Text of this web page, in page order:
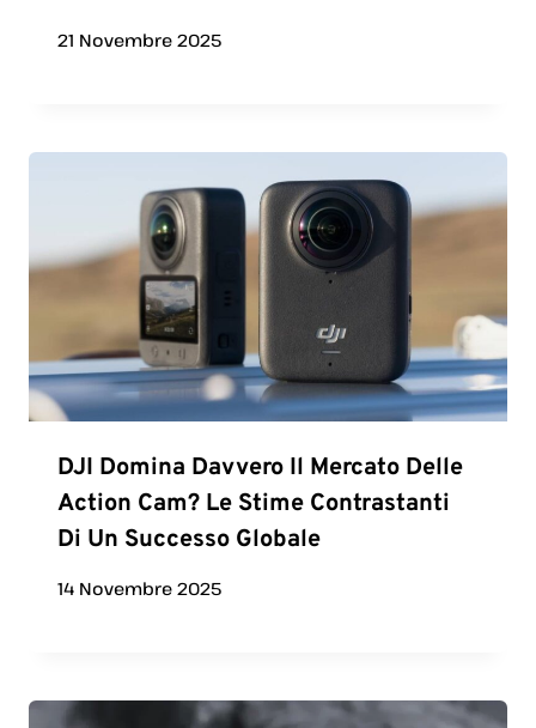
21 Novembre 2025
DJI Domina Davvero Il Mercato Delle
Action Cam? Le Stime Contrastanti
Di Un Successo Globale
14 Novembre 2025